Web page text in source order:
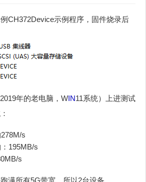
CH372Device示例程序，固件烧录后
年的老电脑，WIN11系统）上进测试
s
195MB/s
s
满所有5G带宽，所以2台设备